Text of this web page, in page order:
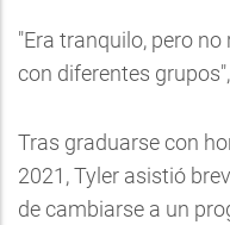
"Era tranquilo, pero
con diferentes
Tras graduarse con
2021, Tyler asistió
de cambiarse a un